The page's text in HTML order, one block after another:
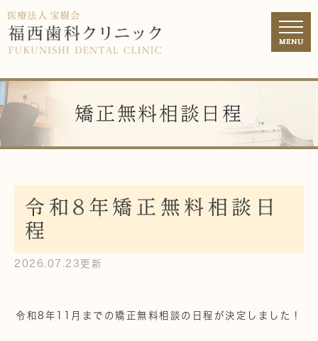
矯正無料相談日程
令和8年矯正無料相談日
程
2026.07.23更新
令和8年11月までの矯正無料相談の日程が決定しました！